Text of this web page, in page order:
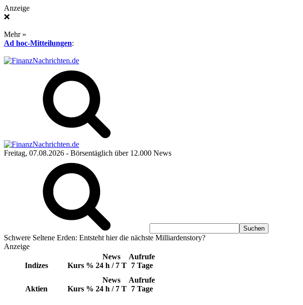
Anzeige
❌
Mehr »
Ad hoc-Mitteilungen:
Freitag, 07.08.2026 - Börsentäglich über 12.000 News
Schwere Seltene Erden: Entsteht hier die nächste Milliardenstory?
Anzeige
Indizes Kurs %
News
24 h / 7 T
Aufrufe
7 Tage
Aktien Kurs %
News
24 h / 7 T
Aufrufe
7 Tage